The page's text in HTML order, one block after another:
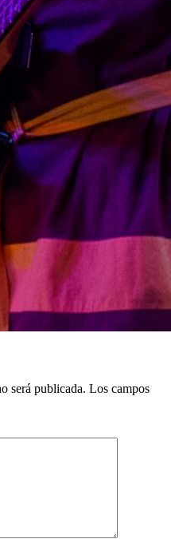
será publicada. Los campos